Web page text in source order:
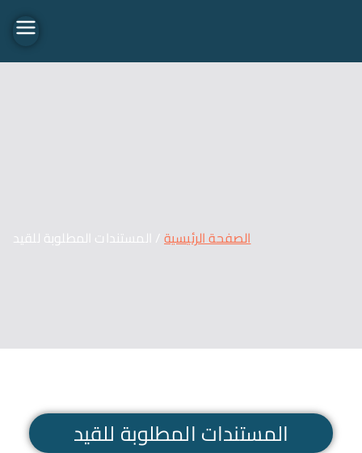
Travel 02
الصفحة الرئيسية المستندات المطلوبة للقيد
المستندات المطلوبة للقيد